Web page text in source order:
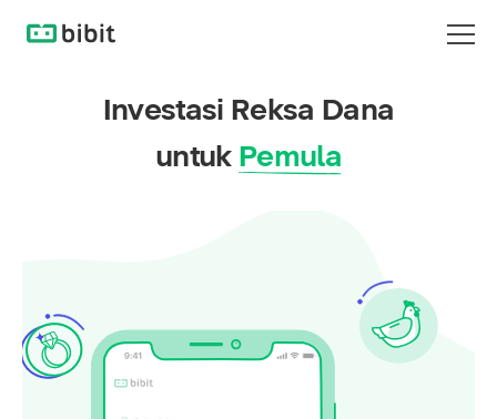
Investasi Reksa Dana
untuk Pemula